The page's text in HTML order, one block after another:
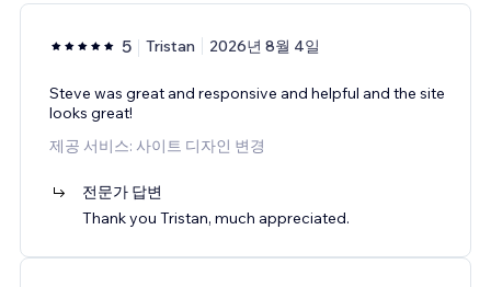
5 Tristan 2026년 8월 4일
Steve was great and responsive and helpful and the site
looks great!
제공 서비스: 사이트 디자인 변경
전문가 답변
Thank you Tristan, much appreciated.